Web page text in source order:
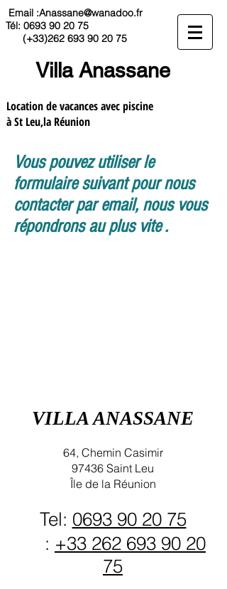
Email :Anassane@wanadoo.fr
Tél: 0693 90 20 75
(+33)262 693 90 20 75
Villa Anassane
Location de vacances avec piscine
à St Leu,la Réunion
Vous pouvez utiliser le
formulaire suivant pour nous
contacter par email, nous vous
répondrons au plus vite .
VILLA ANASSANE
64, Chemin Casimir
97436 Saint Leu
Îlede la Réunion
Tel: 0693 90 20 75
: +33 262 693 90 20
75